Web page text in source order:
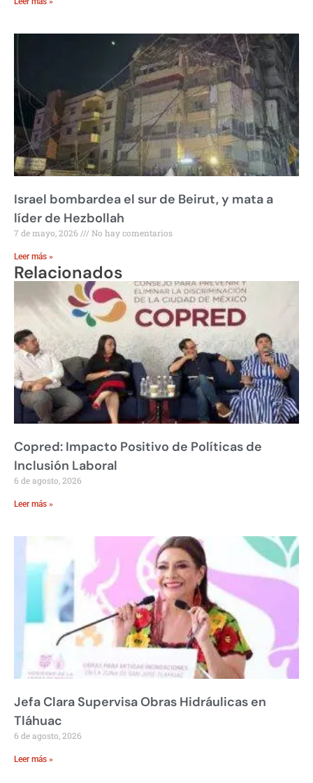
Israel bombardea el sur de Beirut, y mata a
líder de Hezbollah
7 de mayo, 2026 No hay comentarios
Leer más »
Relacionados
Copred: Impacto Positivo de Políticas de
Inclusión Laboral
6 de agosto, 2026
Leer más »
Jefa Clara Supervisa Obras Hidráulicas en
Tláhuac
6 de agosto, 2026
Leer más »